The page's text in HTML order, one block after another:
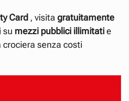
Card , visita gratuitamente
su mezzi pubblici illimitatie
crociera senza costi